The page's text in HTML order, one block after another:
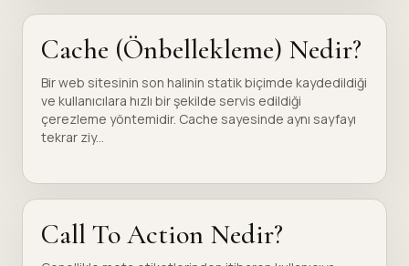
Cache (Önbellekleme) Nedir?
Bir web sitesinin son halinin statik biçimde kaydedildiği
ve kullanıcılara hızlı bir şekilde servis edildiği
çerezleme yöntemidir. Cache sayesinde aynı sayfayı
tekrar ziy...
Call To Action Nedir?